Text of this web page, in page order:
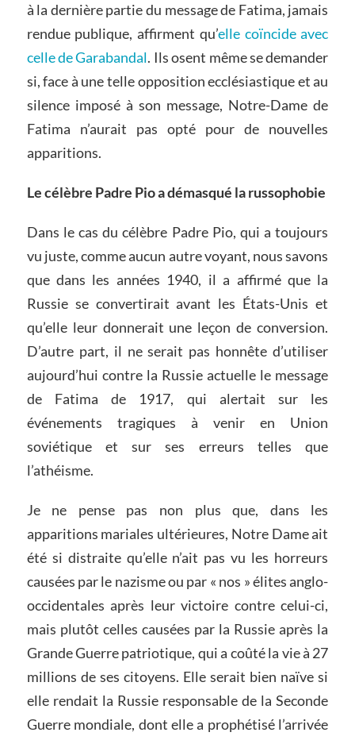
à la dernière partie du message de Fatima, jamais
rendue publique, affirment qu’elle coïncide avec
celle de Garabandal. Ils osent même se demander
si, face à une telle opposition ecclésiastique et au
silence imposé à son message, Notre-Dame de
Fatima n’aurait pas opté pour de nouvelles
apparitions.
Le célèbre Padre Pio a démasqué la russophobie
Dans le cas du célèbre Padre Pio, qui a toujours
vu juste, comme aucun autre voyant, nous savons
que dans les années 1940, il a affirmé que la
Russie se convertirait avant les États-Unis et
qu’elle leur donnerait une leçon de conversion.
D’autre part, il ne serait pas honnête d’utiliser
aujourd’hui contre la Russie actuelle le message
de Fatima de 1917, qui alertait sur les
événements tragiques à venir en Union
soviétique et sur ses erreurs telles que
l’athéisme.
Je ne pense pas non plus que, dans les
apparitions mariales ultérieures, Notre Dame ait
été si distraite qu’elle n’ait pas vu les horreurs
causées par le nazisme ou par « nos » élites anglo-
occidentales après leur victoire contre celui-ci,
mais plutôt celles causées par la Russie après la
Grande Guerre patriotique, qui a coûté la vie à 27
millions de ses citoyens. Elle serait bien naïve si
elle rendait la Russie responsable de la Seconde
Guerre mondiale, dont elle a prophétisé l’arrivée